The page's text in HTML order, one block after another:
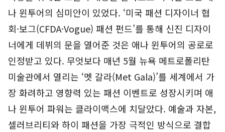
나 윈투어의 심미안이 있었다. ‘미국 패션 디자이너 협
회·보그(CFDA·Vogue) 패션 펀드’를 통해 신진 디자이
너에게 데뷔의 문을 열어준 것은 애나 윈투어의 공로로
인정받고 있다. 무엇보다 매년 5월 뉴욕 메트로폴리탄
미술관에서 열리는 ‘멧 갈라(Met Gala)’를 세계에서 가
장 화려하고 영향력 있는 패션 이벤트로 성장시키며 애
나 윈투어 파워는 클라이맥스에 치달았다. 예술과 자본,
셀러브리티와 하이 패션을 가장 극적인 방식으로 결합